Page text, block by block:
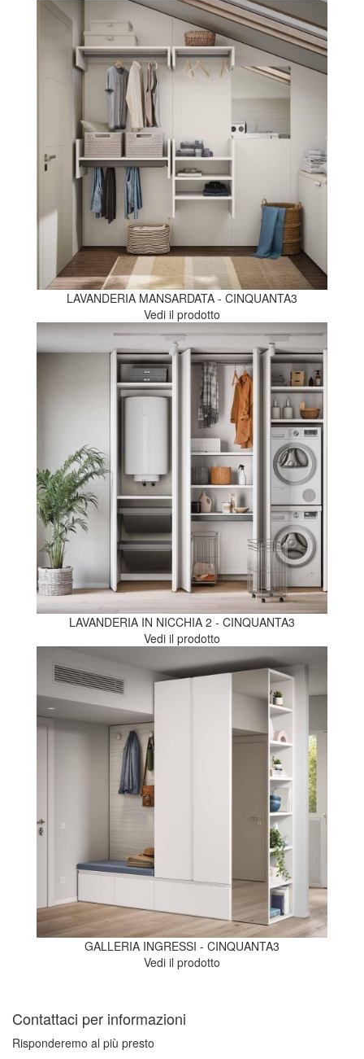
LAVANDERIA MANSARDATA - CINQUANTA3
Vedi il prodotto
LAVANDERIA IN NICCHIA 2 - CINQUANTA3
Vedi il prodotto
GALLERIA INGRESSI - CINQUANTA3
Vedi il prodotto
Contattaci per informazioni
Risponderemo al più presto